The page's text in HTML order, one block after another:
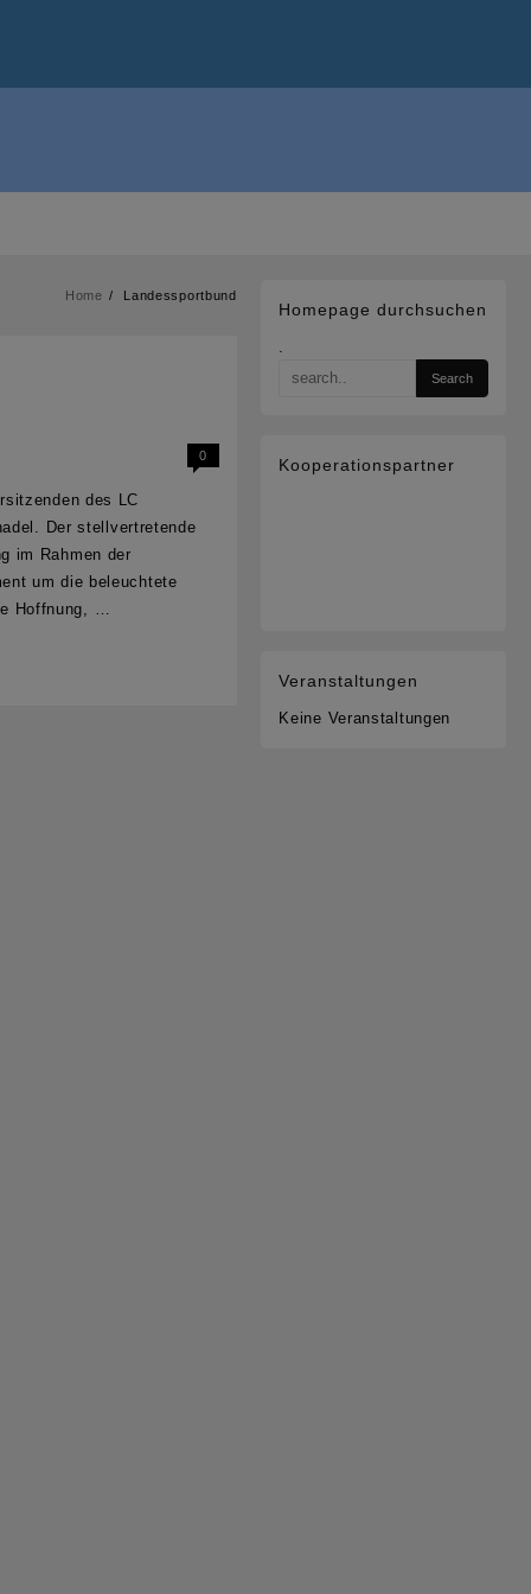
Home Landessportbund
0
des LC
Der stellvertretende
im Rahmen der
um die beleuchtete
Hoffnung, …
Homepage durchsuchen
.
Kooperationspartner
Veranstaltungen
Keine Veranstaltungen